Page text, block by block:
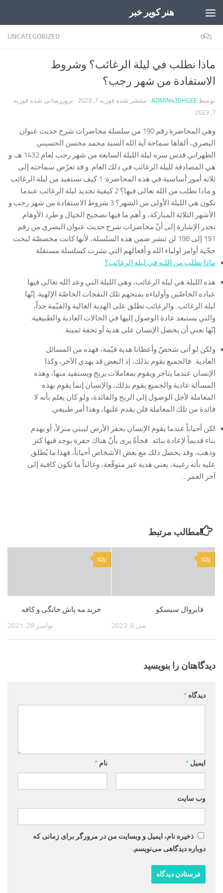
هنر کویر خبر
UNCATEGORIZED 0
ماذا نطلب في ليلة الرغائب؟ وشروط
الاستفادة من شهر رجب؟
توسط ADMIN43GHGEE · منتشر شده فوریه 7, 2023 · بروزرسانی شده فوریه
7, 2023
وهي المحاضرة رقم 190 من سلسلة محاضرات شرح حديث عنوان
البصري، ألقاها سماحة آية الله السيد محمد محسن الحسيني
الطهراني قدس سره ليلة الليلة السابعة من شهر رجب لعام 1432 هـ، و
هي المصادفة لليلة الرغائب في ذلك العام. و قد تعرّض سماحته إلى
ثلاثة أمور أساسية في هذه المحاضرة: 1 كيف نستفيد من ليلة الرغائب
و ماذا نطلب من الله تعالى فيها؟ 2 كيفية تحديد ليلة الرغائب عندما
تكون هي الليلة الأولى من الشهر؟ 3 شروط الاستفادة من شهر رجب و
الأشهر الثلاثة المباركة، و أهم ما فيها تصحيح الخيال و طرد الأوهام.
تجدر الإشارة إلى أنّ محاضرات شرح حديث عنوان البصري من رقم
191 إلى 198 لن تنشر ضمن هذه السلسلة، لأنها كانت مخصصّة لبحث
حجّية أوامر اولياء الله و أفعالهم التي نشرت كسلسلة مستقلة
ماذا نطلب من اللـه في ليلة الرغائب؟
هذه الليلة هي ليلة الرغائب، وهي الليلة التي وعد الله تعالى فيها
عباده الخاصّين وأولياءه بمنحهم تلك النفحات الخاصّة الإلهية. إنّها
ليلة الرغائب.. والرغائب تطلق على الهدية الغالية والقيّمة جداً،
والتي يستبعد عادة الوصول إليها في الحالات العادية والطبيعية.
إنّها تعني أن يحصل الإنسان على هدية أو تحفة ثمينة.
ولكن لو أتى شخصٌ وأعطانا هدية قيّمة، فهذه من المسائل
العادية.. فالجميع يقوم بذلك، إذ البعض قد يهدي الآخر، وكذا
الإنسان عندما يتاجر ويقوم بمعاملات يربح ويستفيد منها، وهذه
المسألة عادية والجميع يقوم بذلك، والإنسان إنما يقوم بهذه
المعاملة لأجل الوصول إلى الربح والفائدة، ولو كان يعلم بأنه لا
فائدة من تلك المعاملة فلن يقدم عليها، وهذا أمر طبيعي.
لكن أحياناً عندما يقوم الإنسان بحفر الأرض ليبني منزلاً، أو يهدم
بناء قديماً لإعادة بنائه.. فجأةً يرى بأنّ هناك حفرة يوجد فيها كنز
وذهب، وقد يحصل ذلك مع بعض الأشخاص أحياناً، فهذا ما يُطلق
عليه بأنه رغيبة، يعني هدية غير متوقّعة، وغالباً ما تكون كافية إلى
آخر العمر…
مطالب مرتبط
0
خرید مه پاش خانگی و کافه
نوامبر 28, 2021
0
فایروال سیسکو
می 6, 2023
دیدگاهتان را بنویسید
دیدگاه *
نام * ایمیل *
وب‌ سایت
ذخیره نام، ایمیل و وبسایت من در مرورگر برای زمانی که
دوباره دیدگاهی می‌نویسم.